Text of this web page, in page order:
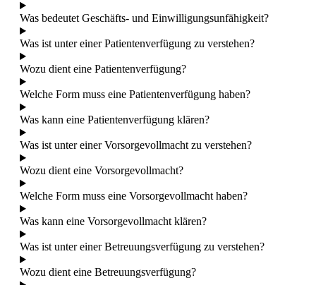
Was bedeutet Geschäfts- und Einwilligungsunfähigkeit?
Was ist unter einer Patientenverfügung zu verstehen?
Wozu dient eine Patientenverfügung?
Welche Form muss eine Patientenverfügung haben?
Was kann eine Patientenverfügung klären?
Was ist unter einer Vorsorgevollmacht zu verstehen?
Wozu dient eine Vorsorgevollmacht?
Welche Form muss eine Vorsorgevollmacht haben?
Was kann eine Vorsorgevollmacht klären?
Was ist unter einer Betreuungsverfügung zu verstehen?
Wozu dient eine Betreuungsverfügung?